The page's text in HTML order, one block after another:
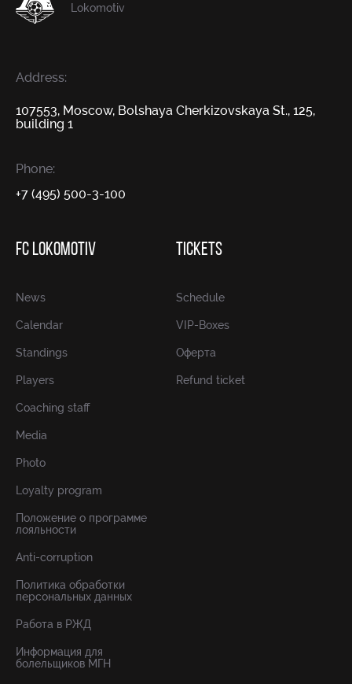
Lokomotiv
Address:
107553, Moscow, Bolshaya Cherkizovskaya St., 125,
building 1
Phone:
+7 (495) 500-3-100
FC LOKOMOTIV
News
Calendar
Standings
Players
Coaching staff
Media
Photo
Loyalty program
Положение о программе
лояльности
Anti-corruption
Политика обработки
персональных данных
Работа в РЖД
Информация для
болельщиков МГН
TICKETS
Schedule
VIP-Boxes
Оферта
Refund ticket